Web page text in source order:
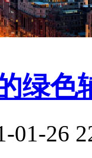
绿色
01-26